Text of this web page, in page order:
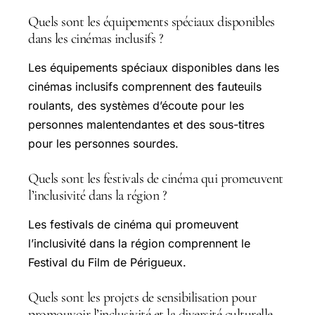
Quels sont les équipements spéciaux disponibles
dans les cinémas inclusifs ?
Les équipements spéciaux disponibles dans les
cinémas inclusifs comprennent des fauteuils
roulants, des systèmes d’écoute pour les
personnes malentendantes et des sous-titres
pour les personnes sourdes.
Quels sont les festivals de cinéma qui promeuvent
l’inclusivité dans la région ?
Les festivals de cinéma qui promeuvent
l’inclusivité dans la région comprennent le
Festival du Film de Périgueux.
Quels sont les projets de sensibilisation pour